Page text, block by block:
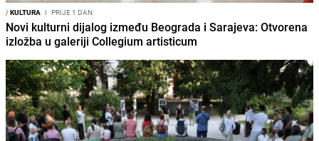
/KULTURA I PRIJE 1 DAN
Novi kulturni dijalog između Beograda i Sarajeva: Otvorena
izložba u galeriji Collegium artisticum